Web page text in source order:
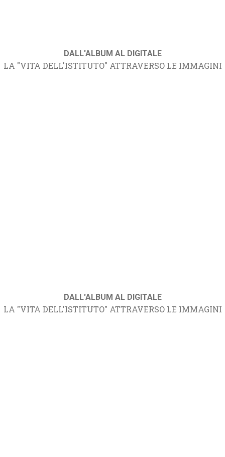
DALL'ALBUM AL DIGITALE
LA "VITA DELL'ISTITUTO" ATTRAVERSO LE IMMAGINI
DALL'ALBUM AL DIGITALE
LA "VITA DELL'ISTITUTO" ATTRAVERSO LE IMMAGINI